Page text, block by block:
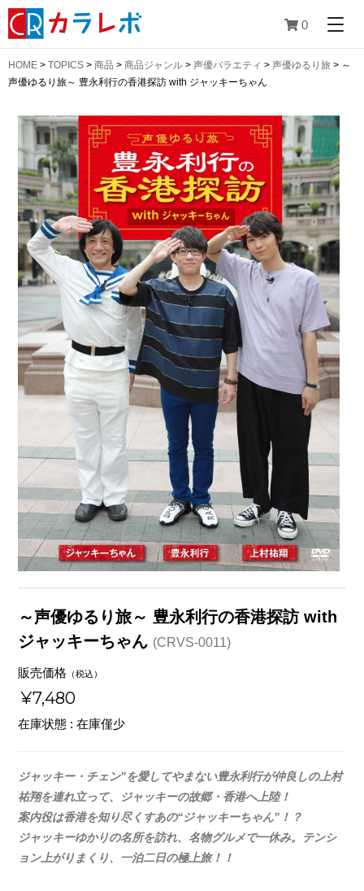
0
HOME > TOPICS > 商品 > 商品ジャンル > 声優バラエティ > 声優ゆるり旅 > ～
声優ゆるり旅～ 豊永利行の香港探訪 with ジャッキーちゃん
～声優ゆるり旅～ 豊永利行の香港探訪 with
ジャッキーちゃん (CRVS-0011)
販売価格 （税込）
¥7,480
在庫状態 : 在庫僅少
ジャッキー・チェン”を愛してやまない豊永利行が仲良しの上村
祐翔を連れ立って、ジャッキーの故郷・香港へ上陸！
案内役は香港を知り尽くすあの“ジャッキーちゃん”！？
ジャッキーゆかりの名所を訪れ、名物グルメで一休み。テンシ
ョン上がりまくり、一泊二日の極上旅！！